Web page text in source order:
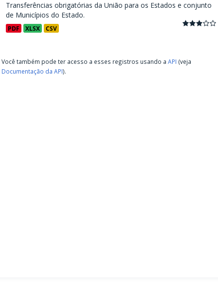
Transferências obrigatórias da União para os Estados e conjunto
de Municípios do Estado.
PDF XLSX CSV
Você também pode ter acesso a esses registros usando a API (veja
Documentação da API).